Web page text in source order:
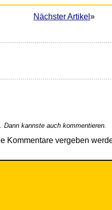
Nächster Artikel »
kannste auch kommentieren.
Kommentare vergeben